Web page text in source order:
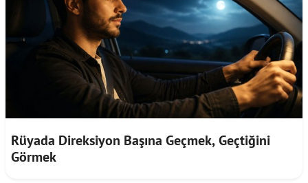
Rüyada Direksiyon Başına Geçmek, Geçtiğini
Görmek